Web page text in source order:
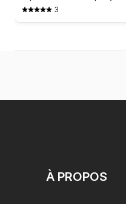
3
À PROPOS